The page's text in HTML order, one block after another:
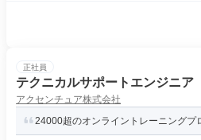
正社員
テクニカルサポートエンジニア
アクセンチュア株式会社
24000超のオンライントレーニング